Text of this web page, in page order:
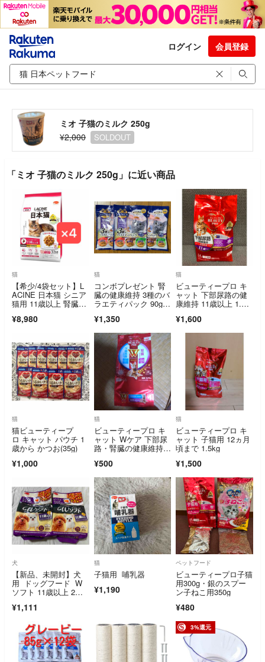
ログイン 会員登録
ミオ 子猫のミルク 250g
¥2,000
SOLDOUT
「ミオ 子猫のミルク 250g」に近い商品
猫
【希少/4袋セット】L
ACINE 日本猫 シニア
猫用 11歳以上 腎臓の
¥8,980
猫
コンボプレゼント 腎
臓の健康維持 3種のバ
ラエティパック 90g 3
¥1,350
猫
ビューティープロ キ
ャット 下部尿路の健
康維持 11歳以上 1.4k
¥1,600
猫
猫ビューティープ
ロ キャット パウチ 1
歳から かつお(35g)
¥1,000
猫
ビューティープロ キ
ャット Wケア 下部尿
路・腎臓の健康維持
¥500
猫
ビューティープロ キ
ャット 子猫用 12ヵ月
頃まで 1.5kg
¥1,500
犬
【新品、未開封】犬
用 ドッグフード W
ソフト 11歳以上 2個
¥1,111
猫
子猫用 哺乳器
¥1,190
ペットフード
ビューティープロ子猫
用300g・銀のスプー
ン子ねこ用350g
¥480
3%還元